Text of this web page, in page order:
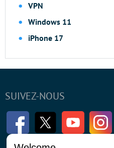
VPN
Windows 11
iPhone 17
SUIVEZ-NOUS
FacebookTwitter Youtube